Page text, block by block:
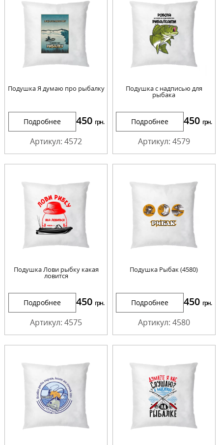
Подушка Я думаю про рыбалку
Подробнее 450 грн.
Артикул: 4572
Подушка с надписью для
рыбака
Подробнее 450 грн.
Артикул: 4579
Подушка Лови рыбку какая
ловится
Подробнее 450 грн.
Артикул: 4575
Подушка Рыбак (4580)
Подробнее 450 грн.
Артикул: 4580